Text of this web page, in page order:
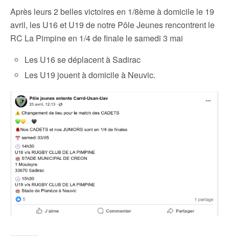
Après leurs 2 belles victoires en 1/8ème à domicile le 19
avril, les U16 et U19 de notre Pôle Jeunes rencontrent le
RC La Pimpine en 1/4 de finale le samedi 3 mai
Les U16 se déplacent à Sadirac
Les U19 jouent à domicile à Neuvic.